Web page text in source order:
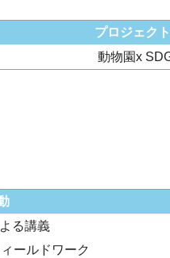
プロジェク
動物園x
る講義
ールドワーク